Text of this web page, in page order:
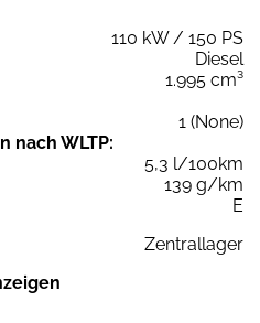
110 kW / 150 PS
Diesel
1.995 cm³
1 (None)
nach WLTP:
5,3 l/100km
139 g/km
E
Zentrallager